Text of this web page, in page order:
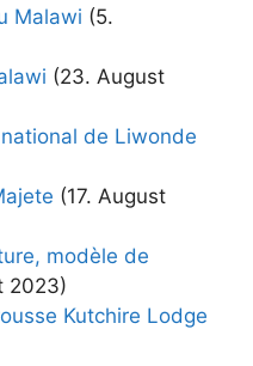
Malawi (5.
(23. August
de Liwonde
(17. August
modèle de
2023)
Kutchire Lodge